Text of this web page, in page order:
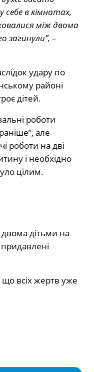
себе в кімнатах,
між двома
загинули”, –
удару по
районі
дітей.
роботи
але
роботи на дві
і необхідно
цілим.
дітьми на
що всіх жертв уже